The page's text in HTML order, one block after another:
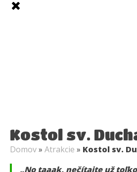
Kostol sv.
Domov» Atrakcie » Kostol sv.
„No taaak, nečítajte už